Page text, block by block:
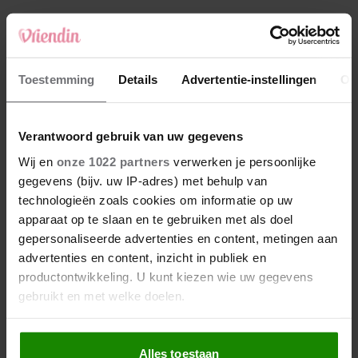
Toestemming Details Advertentie-instellingen
Verantwoord gebruik van uw gegevens
Wij en onze 1022 partners verwerken je persoonlijke
gegevens (bijv. uw IP-adres) met behulp van
technologieën zoals cookies om informatie op uw
apparaat op te slaan en te gebruiken met als doel
gepersonaliseerde advertenties en content, metingen aan
advertenties en content, inzicht in publiek en
productontwikkeling. U kunt kiezen wie uw gegevens
gebruikt en met welke doelen.
Als u het toestaat, willen we ook graag:
Alles toestaan
4 fluistert hij. Ik sluit mijn ogen en zwijg’
5 Makelaar Mandy: ‘Vrijdagavond belde Bart.
Hij sprak eng kalm’
Nieuw